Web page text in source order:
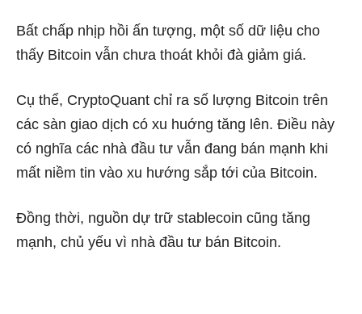
Bất chấp nhịp hồi ấn tượng, một số dữ liệu cho
thấy Bitcoin vẫn chưa thoát khỏi đà giảm giá.
Cụ thể, CryptoQuant chỉ ra số lượng Bitcoin trên
các sàn giao dịch có xu huớng tăng lên. Điều này
có nghĩa các nhà đầu tư vẫn đang bán mạnh khi
mất niềm tin vào xu hướng sắp tới của Bitcoin.
Đồng thời, nguồn dự trữ stablecoin cũng tăng
mạnh, chủ yếu vì nhà đầu tư bán Bitcoin.